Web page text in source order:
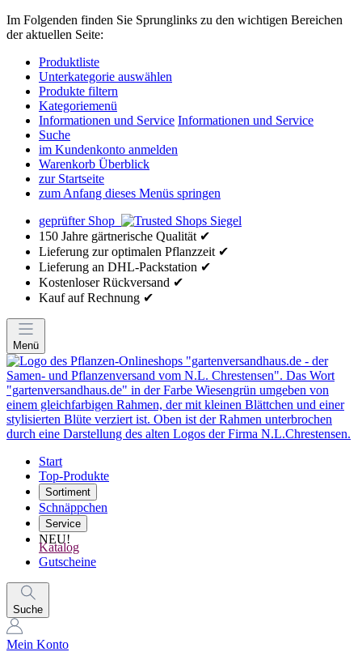
Im Folgenden finden Sie Sprunglinks zu den wichtigen Bereichen
der aktuellen Seite:
Produktliste
Unterkategorie auswählen
Produkte filtern
Kategoriemenü
Informationen und Service Informationen und Service
Suche
im Kundenkonto anmelden
Warenkorb Überblick
zur Startseite
zum Anfang dieses Menüs springen
geprüfter Shop
150 Jahre gärtnerische Qualität ✔
Lieferung zur optimalen Pflanzzeit ✔
Lieferung an DHL-Packstation ✔
Kostenloser Rückversand ✔
Kauf auf Rechnung ✔
Menü
Start
Top-Produkte
Sortiment
Schnäppchen
Service
NEU!
Katalog
Gutscheine
Suche
Mein Konto